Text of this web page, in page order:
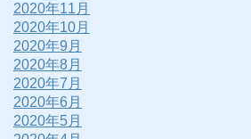
2020年11月
2020年10月
2020年9月
2020年8月
2020年7月
2020年6月
2020年5月